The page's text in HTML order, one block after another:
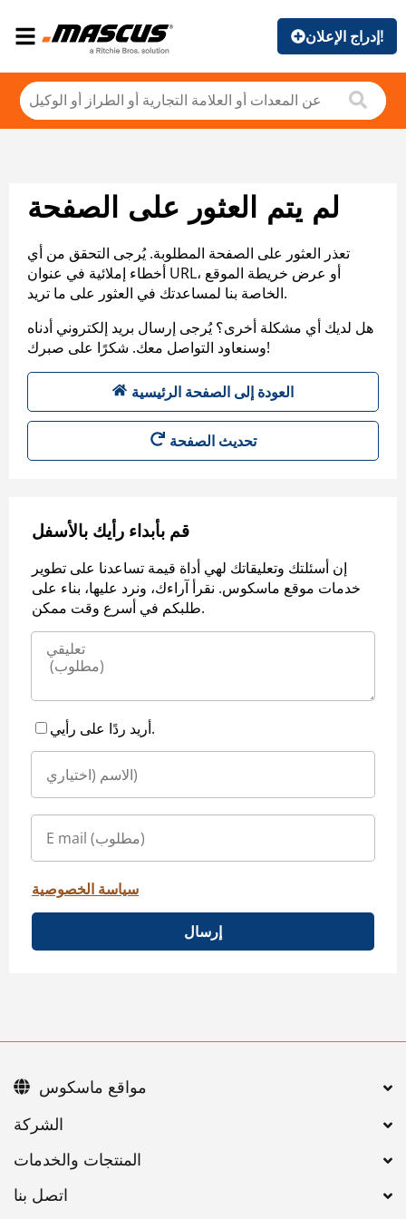
إدراج الإعلان!
لم يتم العثور على الصفحة
تعذر العثور على الصفحة المطلوبة. يُرجى التحقق من أي
أخطاء إملائية في عنوان URL، أو عرض خريطة الموقع
الخاصة بنا لمساعدتك في العثور على ما تريد.
هل لديك أي مشكلة أخرى؟ يُرجى إرسال بريد إلكتروني أدناه
وسنعاود التواصل معك. شكرًا على صبرك!
العودة إلى الصفحة الرئيسية
تحديث الصفحة
قم بأبداء رأيك بالأسفل
إن أسئلتك وتعليقاتك لهي أداة قيمة تساعدنا على تطوير
خدمات موقع ماسكوس. نقرأ آراءك، ونرد عليها، بناء على
طلبكم في أسرع وقت ممكن.
أريد ردًا على رأيي.
سياسة الخصوصية
إرسال
اتصل بنا
مواقع ماسكوس